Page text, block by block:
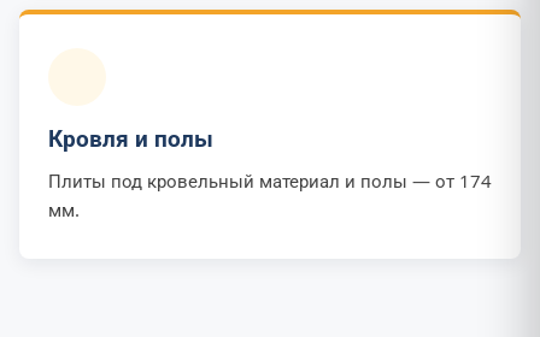
Кровля и полы
Плиты под кровельный материал и полы — от 174
мм.